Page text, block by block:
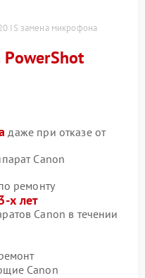
IS замена микрофона
PowerShot
даже при отказе от
Canon
ремонту
х лет
Canon в течении
Canon